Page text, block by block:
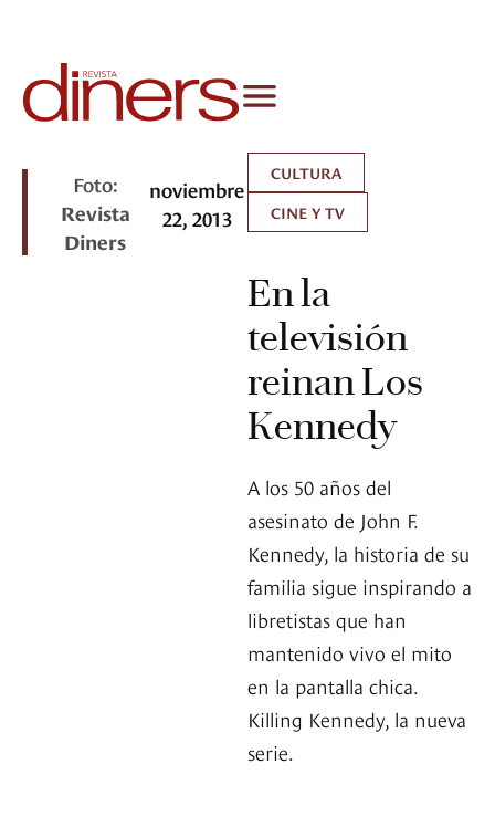
Foto:
Revista
Diners
noviembre
22, 2013
CULTURA
CINE Y TV
En la
televisión
reinan Los
Kennedy
A los 50 años del
asesinato de John F.
Kennedy, la historia de su
familia sigue inspirando a
libretistas que han
mantenido vivo el mito
en la pantalla chica.
Killing Kennedy, la nueva
serie.